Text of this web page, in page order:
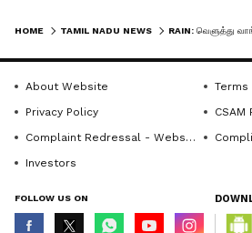
குற்றாலத்தில்
இதே போல தென்காசி
பகுதியில் கனமழை பெய்து
இதனால் குற்றாலத்தில்
பொதுமக்கள் குளிக்க தடை
HOME TAMIL NADU NEWS
About Website
Terms
Privacy Policy
CSAM
Complaint Redressal - Website
Investors
FOLLOW US ON